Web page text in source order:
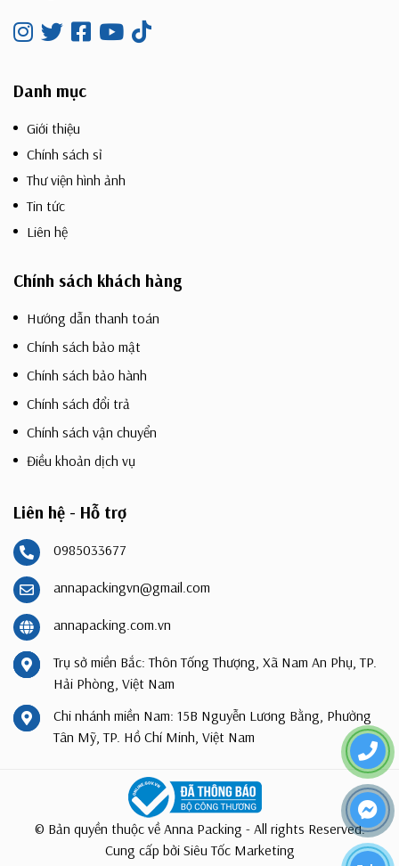
Danh mục
Giới thiệu
Chính sách sỉ
Thư viện hình ảnh
Tin tức
Liên hệ
Chính sách khách hàng
Hướng dẫn thanh toán
Chính sách bảo mật
Chính sách bảo hành
Chính sách đổi trả
Chính sách vận chuyển
Điều khoản dịch vụ
Liên hệ - Hỗ trợ
0985033677
annapackingvn@gmail.com
annapacking.com.vn
Trụ sở miền Bắc: Thôn Tống Thượng, Xã Nam An Phụ, TP.
Hải Phòng, Việt Nam
Chi nhánh miền Nam: 15B Nguyễn Lương Bằng, Phường
Tân Mỹ, TP. Hồ Chí Minh, Việt Nam
© Bản quyền thuộc về Anna Packing - All rights Reserved.
Cung cấp bởi Siêu Tốc Marketing